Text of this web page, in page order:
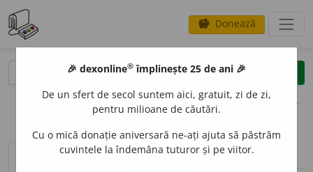
savings Donează
clear
opțiuni
sinteza definițiilor (1) definiții (6) declinări
🎉 dexonline® împlinește 25 de ani 🎉
De un sfert de secol suntem aici, gratuit, zi de zi,
pentru milioane de căutări.
Cu o mică donație aniversară ne-ați ajuta să păstrăm
cuvintele la îndemâna tuturor și pe viitor.